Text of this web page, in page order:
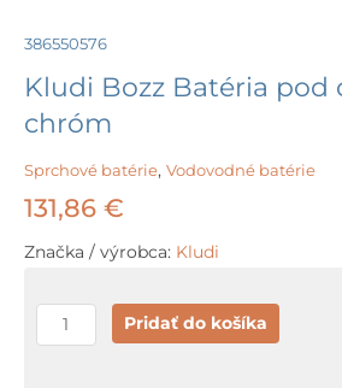
386550576
Kludi Bozz Batéria pod
chróm
Sprchové batérie, Vodovodné batérie
131,86 €
Značka / výrobca: Kludi
množstvo
Kludi
Pridať do košíka